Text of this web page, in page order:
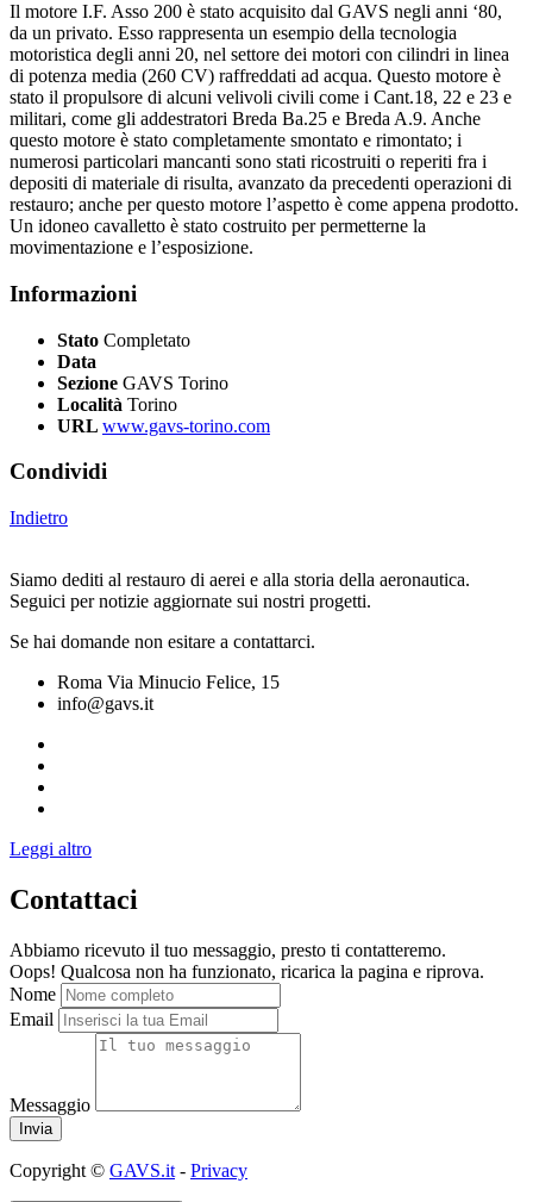
Il motore I.F. Asso 200 è stato acquisito dal GAVS negli anni ‘80,
da un privato. Esso rappresenta un esempio della tecnologia
motoristica degli anni 20, nel settore dei motori con cilindri in linea
di potenza media (260 CV) raffreddati ad acqua. Questo motore è
stato il propulsore di alcuni velivoli civili come i Cant.18, 22 e 23 e
militari, come gli addestratori Breda Ba.25 e Breda A.9. Anche
questo motore è stato completamente smontato e rimontato; i
numerosi particolari mancanti sono stati ricostruiti o reperiti fra i
depositi di materiale di risulta, avanzato da precedenti operazioni di
restauro; anche per questo motore l’aspetto è come appena prodotto.
Un idoneo cavalletto è stato costruito per permetterne la
movimentazione e l’esposizione.
Informazioni
Stato Completato
Data
Sezione GAVS Torino
Località Torino
URL www.gavs-torino.com
Condividi
Indietro
Siamo dediti al restauro di aerei e alla storia della aeronautica.
Seguici per notizie aggiornate sui nostri progetti.
Se hai domande non esitare a contattarci.
Roma Via Minucio Felice, 15
info@gavs.it
Leggi altro
Contattaci
Abbiamo ricevuto il tuo messaggio, presto ti contatteremo.
Oops! Qualcosa non ha funzionato, ricarica la pagina e riprova.
Nome
Email
Messaggio
Copyright © GAVS.it - Privacy